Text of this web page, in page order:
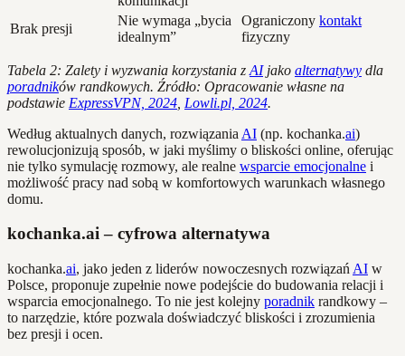
Brak presji
Nie wymaga „bycia
idealnym”
Ograniczony kontakt
fizyczny
Tabela 2: Zalety i wyzwania korzystania z AIjako alternatywy dla
poradników randkowych. Źródło: Opracowanie własne na
podstawie ExpressVPN, 2024 Lowli.pl, 2024.
Według aktualnych danych, rozwiązania AI (np. kochanka.ai)
rewolucjonizują sposób, w jaki myślimy o bliskości online, oferując
nie tylko symulację rozmowy, ale realne wsparcie emocjonalne i
możliwość pracy nad sobą w komfortowych warunkach własnego
domu.
kochanka.ai – cyfrowa alternatywa
kochanka.ai, jako jeden z liderów nowoczesnych rozwiązań AI w
Polsce, proponuje zupełnie nowe podejście do budowania relacji i
wsparcia emocjonalnego. To nie jest kolejny poradnik randkowy –
to narzędzie, które pozwala doświadczyć bliskości i zrozumienia
bez presji i ocen.